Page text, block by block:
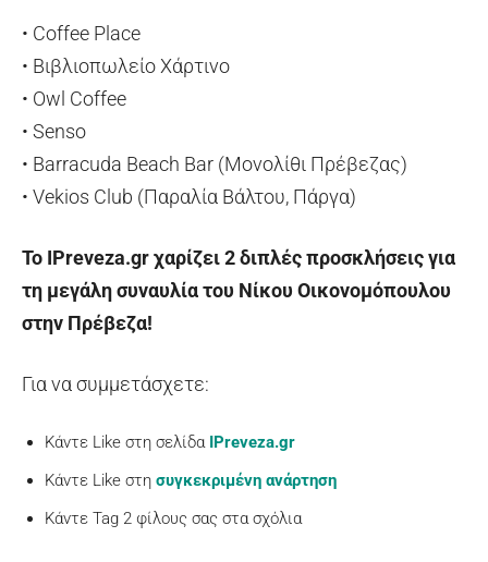
• Coffee Place
• Βιβλιοπωλείο Χάρτινο
• Owl Coffee
• Senso
• Barracuda Beach Bar (Μονολίθι Πρέβεζας)
• Vekios Club (Παραλία Βάλτου, Πάργα)
Το IPreveza.gr χαρίζει 2 διπλές προσκλήσεις για
τη μεγάλη συναυλία του Νίκου Οικονομόπουλου
στην Πρέβεζα!
Για να συμμετάσχετε:
Κάντε Like στη σελίδα IPreveza.gr
Κάντε Like στη συγκεκριμένη ανάρτηση
Κάντε Tag 2 φίλους σας στα σχόλια